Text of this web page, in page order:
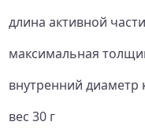
длина активной
максимальная
внутренний диаметр
вес 30 г